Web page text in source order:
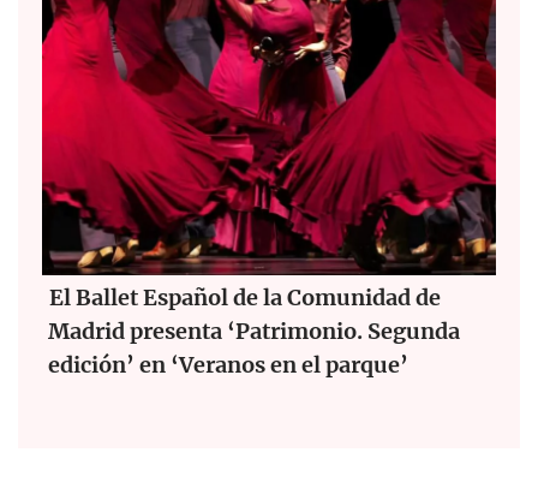
El Ballet Español de la Comunidad de
Madrid presenta ‘Patrimonio. Segunda
edición’ en ‘Veranos en el parque’